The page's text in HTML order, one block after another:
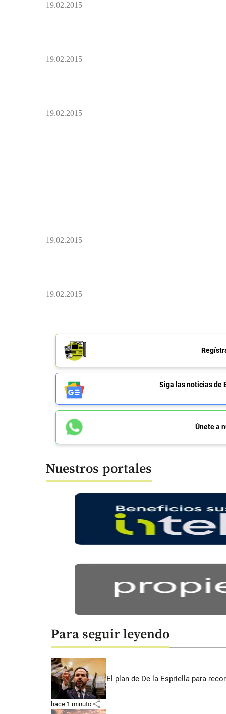
19.02.2015
19.02.2015
19.02.2015
19.02.2015
19.02.2015
Siga las noticias de
Únete a
Nuestros portales
Para seguir leyendo
El plan de De la Espriella para
hace 1 minuto share